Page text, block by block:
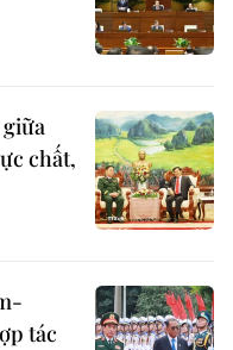
chất,
tác